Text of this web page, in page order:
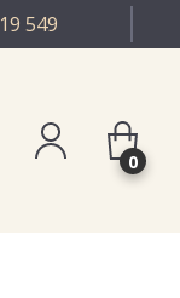
549
0